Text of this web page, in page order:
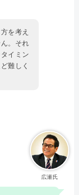
を考え
。それ
イミン
難しく
広瀬氏